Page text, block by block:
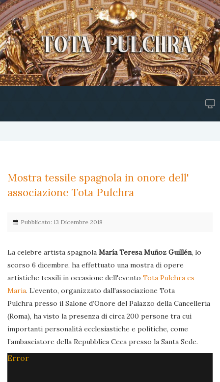
Mostra tessile spagnola in onore dell'
associazione Tota Pulchra
Pubblicato: 13 Dicembre 2018
La celebre artista spagnola María Teresa Muñoz Guillén, lo
scorso 6 dicembre, ha effettuato una mostra di opere
artistiche tessili in occasione dell'evento Tota Pulchra es
Maria. L’evento, organizzato dall'associazione Tota
Pulchra presso il Salone d’Onore del Palazzo della Cancelleria
(Roma), ha visto la presenza di circa 200 persone tra cui
importanti personalità ecclesiastiche e politiche, come
l’ambasciatore della Repubblica Ceca presso la Santa Sede.
Error